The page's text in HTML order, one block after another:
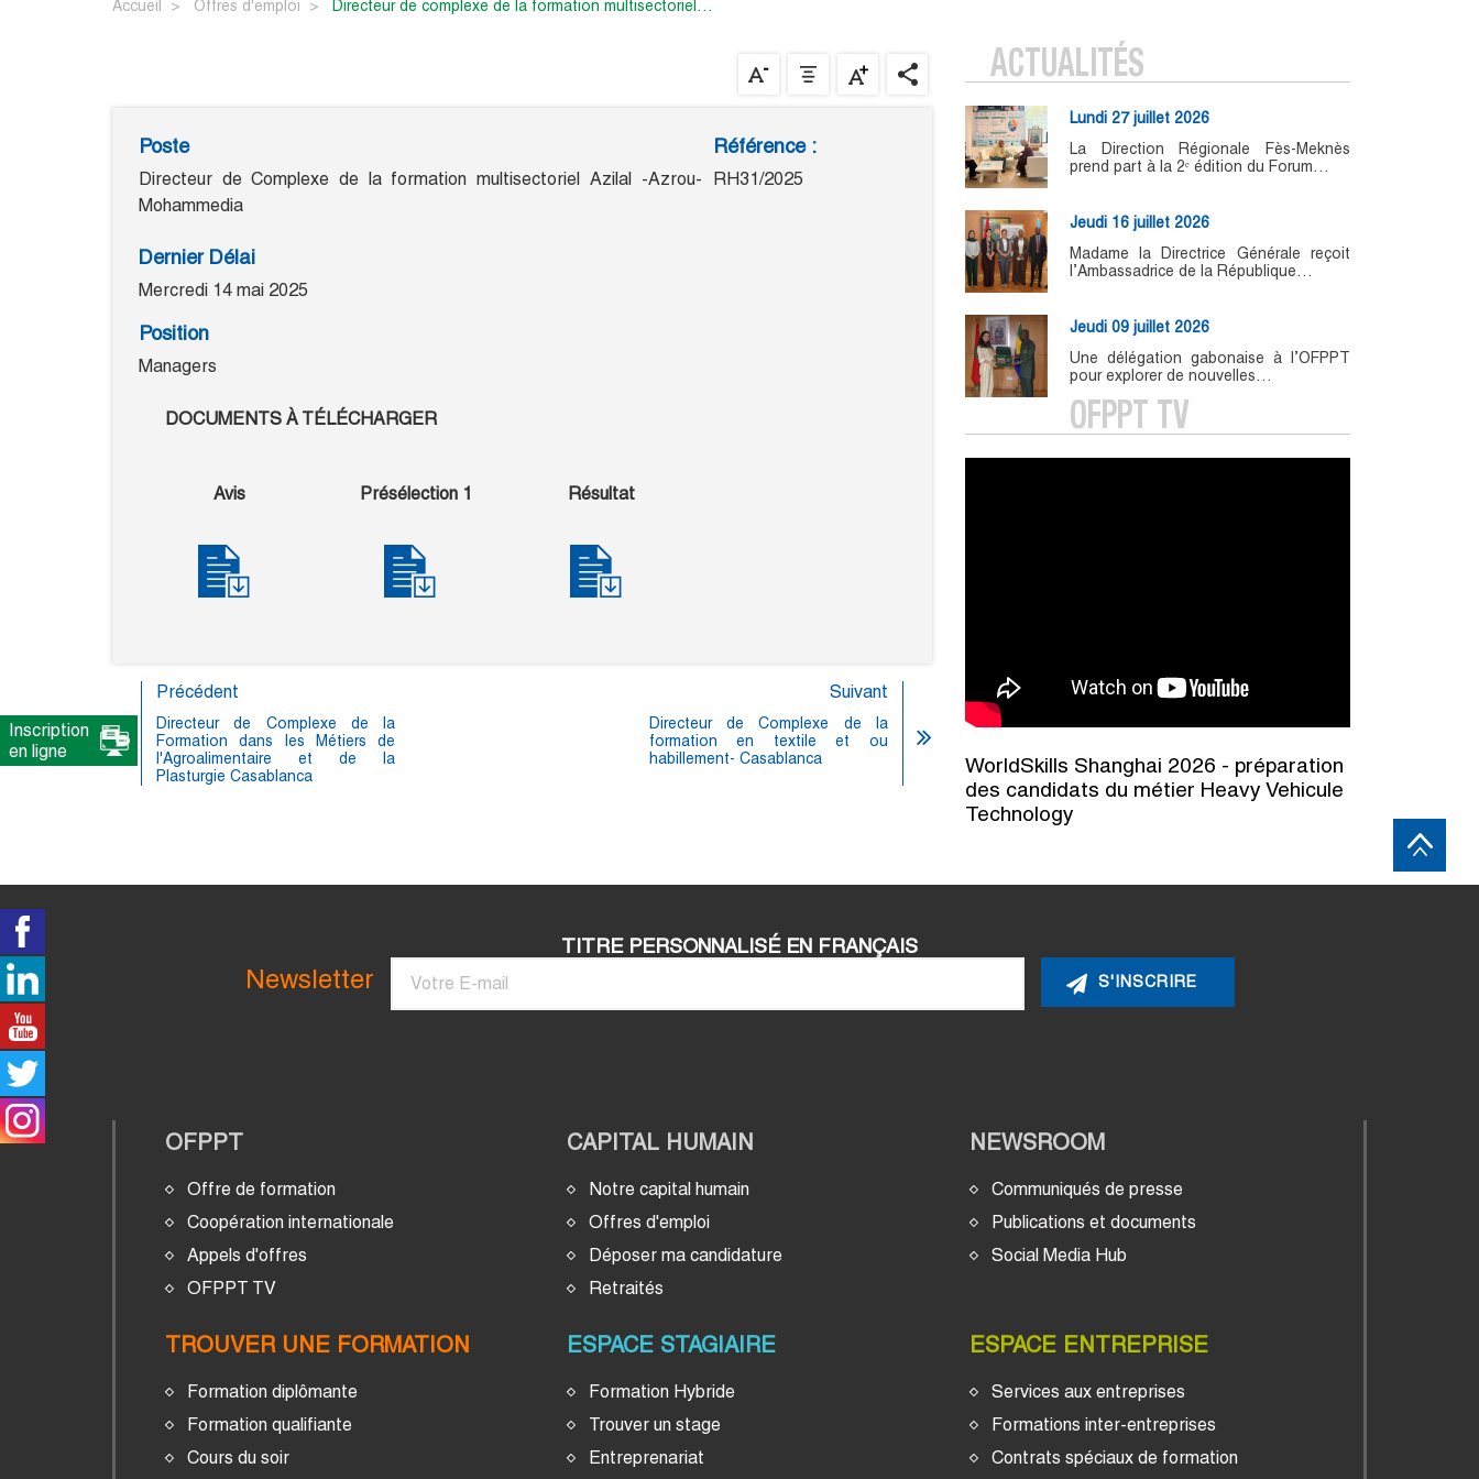
Accueil Offres d'emploi directeur de complexe de la formation multisectoriel…
Poste
Directeur de Complexe de la formation multisectoriel Azilal -Azrou-
Mohammedia
Référence :
RH31/2025
Dernier Délai
Mercredi 14 mai 2025
Position
Managers
DOCUMENTS À TÉLÉCHARGER
Avis Présélection 1 Résultat
Directeur de Complexe de la
Formation dans les Métiers de
l'Agroalimentaire et de la
Plasturgie Casablanca
Directeur de Complexe de la
formation en textile et ou
habillement- Casablanca
Précédent Suivant
ACTUALITÉS
Lundi 27 juillet 2026
La Direction Régionale Fès-Meknès
prend part à la 2ᵉ édition du Forum…
Jeudi 16 juillet 2026
Madame la Directrice Générale reçoit
l’Ambassadrice de la République…
Jeudi 09 juillet 2026
Une délégation gabonaise à l’OFPPT
pour explorer de nouvelles…
OFPPT TV
WorldSkills Shanghai 2026 - préparation
des candidats du métier Heavy Vehicule
Technology
TITRE PERSONNALISÉ EN FRANÇAIS
Newsletter
Courriel
OFPPT
Offre de formation
Coopération internationale
Appels d'offres
OFPPT TV
CAPITAL HUMAIN
Notre capital humain
Offres d'emploi
Déposer ma candidature
Retraités
NEWSROOM
Communiqués de presse
Publications et documents
Social Media Hub
TROUVER UNE FORMATION
Formation diplômante
Formation qualifiante
Cours du soir
ESPACE STAGIAIRE
Formation Hybride
Trouver un stage
Entreprenariat
ESPACE ENTREPRISE
Services aux entreprises
Formations inter-entreprises
Contrats spéciaux de formation
Inscription
en ligne